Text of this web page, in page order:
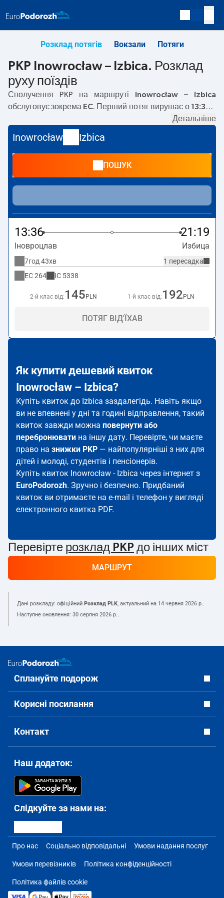
Розклад потягів Вокзали Потяги
PKP Inowrocław – Izbica. Розклад
руху поїздів
Сполучення PKP на маршруті
Inowrocław – Izbica
обслуговує зокрема EC . Перший потяг вирушає о 13:36з
вирушає о 13:36. Наразі на маршруті
не курсують інші потяги перевізника PKP Intercity. Потяг
завершує маршрут на станції Izbica.
Детальніше
Inowrocław Izbica
ПОШУК
13:36 21:19
Іновроцлав Избица
1 пересадка
7год 43хв
EC264 IC 5338
2-й клас від: 145 PLN 1-й клас від: 192 PLN
ПОТЯГ ВІД'ЇХАВ
Як купити дешевий квиток
Inowrocław – Izbica?
Купіть квиток до Izbica заздалегідь. Навіть якщо
ви не впевнені у дні та годині відправлення, такий
квиток завжди можна повернути або
перебронювати на іншу дату. Перевірте, чи маєте
право на знижки PKP — найпопулярніші з них для
дітей і молоді, студентів і пенсіонерів.
Купіть квиток Inowrocław - Izbica через інтернет з
EuroPodorozh. Зручно і безпечно. Придбаний
квиток ви отримаєте на e-mail і телефон у вигляді
електронного квитка PDF.
Перевірте розклад PKP до інших міст
МАРШРУТ
Дані розкладу: офіційний Розклад PLK, актуальний на 14 червня 2026 р..
Наступне оновлення: 30 серпня 2026 р..
Сплануйте подорож
Корисні посилання
Контакт
Наш додаток:
Слідкуйте за нами на:
Про нас Соціально відповідальні Умови надання послуг
Умови перевізників Політика конфіденційності
Політика файлів cookie